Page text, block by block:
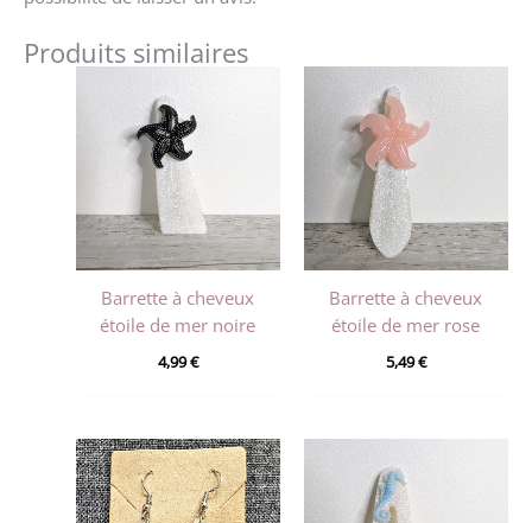
Produits similaires
Barrette à cheveux
étoile de mer noire
4,99€
Barrette à cheveux
étoile de mer rose
5,49€